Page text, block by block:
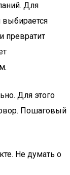
Для
выбирается
превратит
Для этого
Пошаговый
Не думать о